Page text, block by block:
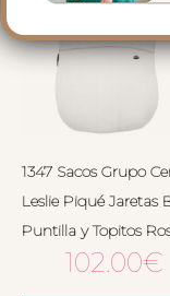
1347 Sacos Grupo
Leslie Piqué Jaretas
Puntilla y Topitos
102.00€